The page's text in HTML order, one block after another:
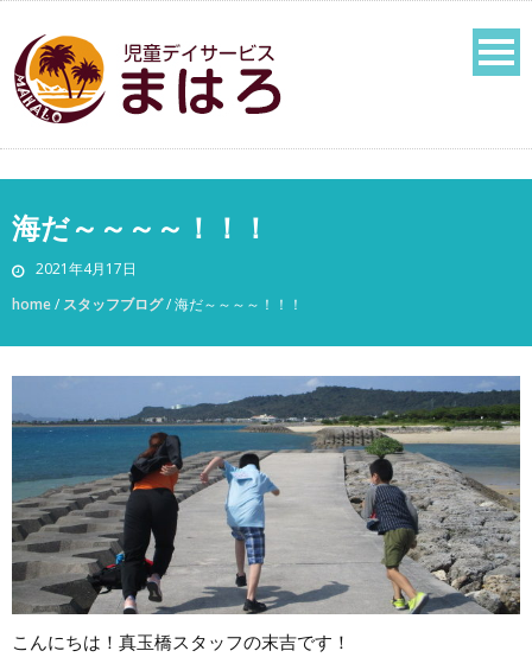
海だ～～～～！！！
2021年4月17日
home/ スタッフブログ/海だ～～～～！！！
こんにちは！真玉橋スタッフの末吉です！